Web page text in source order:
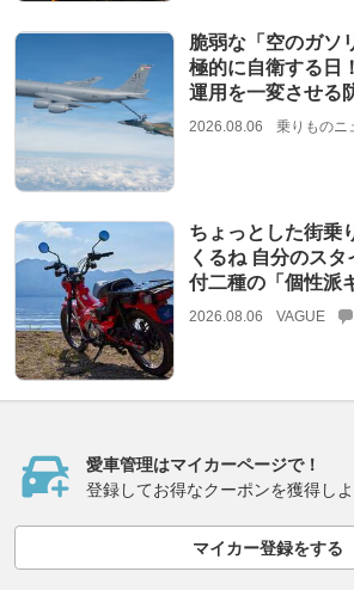
脆弱な「空のガソ
極的に自衛する日
運用を一変させる
2026.08.06 乗りものニ
ちょっとした街乗
くるね 自分のス
付二種の「個性派
2026.08.06 VAGUE
愛車管理はマイカーページで！
登録してお得なクーポンを獲得しよ
マイカー登録をする